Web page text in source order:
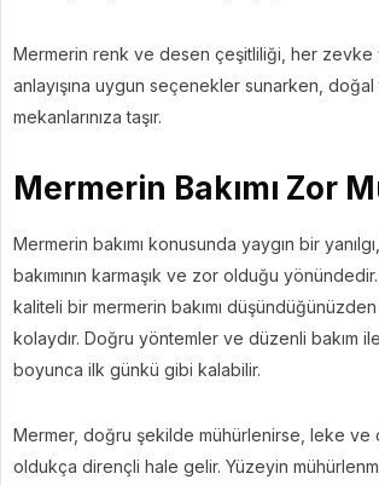
Mermerin renk ve desen çeşitliliği, her zevke
anlayışına uygun seçenekler sunarken, doğal
mekanlarınıza taşır.
Mermerin Bakımı Zor
Mermerin bakımı konusunda yaygın bir
bakımının karmaşık ve zor olduğu
kaliteli bir mermerin bakımı
kolaydır. Doğru yöntemler ve düzenli bakım
boyunca ilk günkü gibi kalabilir.
Mermer, doğru şekilde mühürlenirse, leke ve
oldukça dirençli hale gelir. Yüzeyin